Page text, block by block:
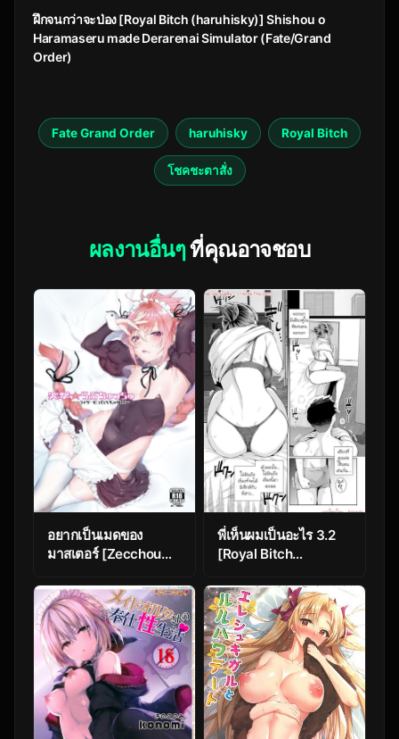
ฝึกจนกว่าจะป่อง [Royal Bitch (haruhisky)] Shishou o
Haramaseru made Derarenai Simulator (Fate/Grand
Order)
Fate Grand Order haruhisky Royal Bitch
โชคชะตาสั่ง
ผลงานอื่นๆที่คุณอาจชอบ
อยากเป็นเมดของ
มาสเตอร์ [Zecchou
Totsugeki Love
Chucchu ~Rider
datte Ii ja nai!~ (Fate
Grand Order)
พี่เห็นผมเป็นอะไร 3.2
[Royal Bitch
Oyaji Ni Dakareteru 3
– Part 2